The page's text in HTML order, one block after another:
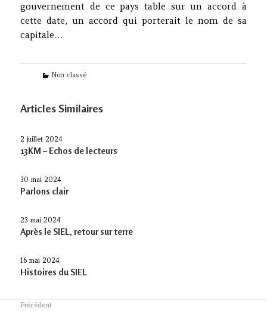
gouvernement de ce pays table sur un accord à
cette date, un accord qui porterait le nom de sa
capitale…
Categories
Non classé
Articles Similaires
2 juillet 2024
13KM – Echos de lecteurs
30 mai 2024
Parlons clair
23 mai 2024
Après le SIEL, retour sur terre
16 mai 2024
Histoires du SIEL
Navigation
Précédent